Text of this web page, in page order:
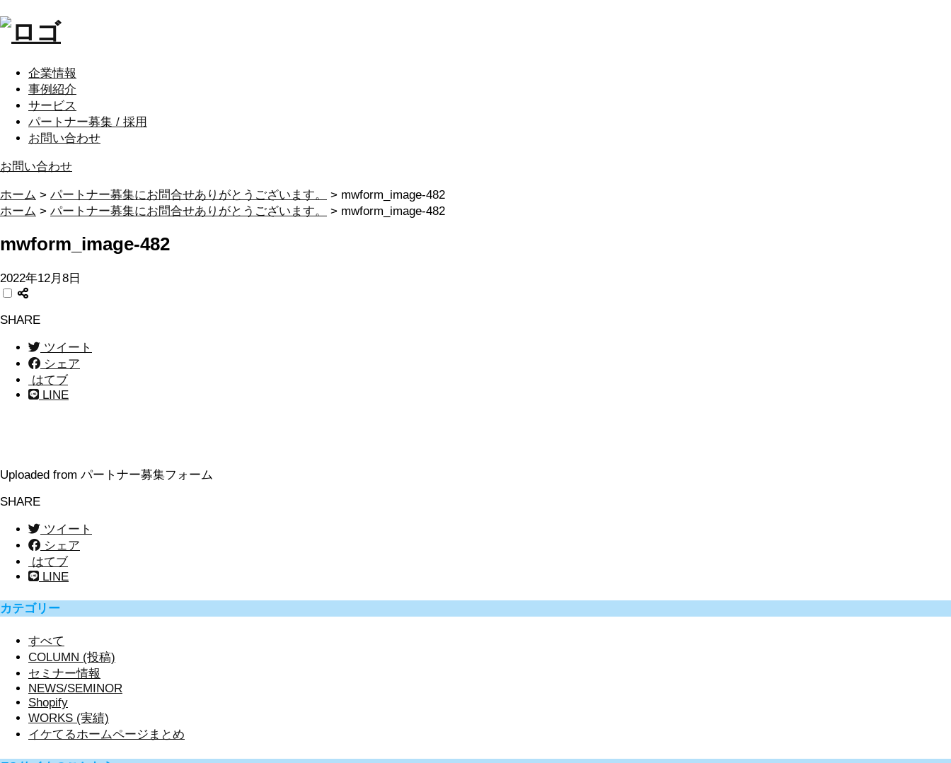
企業情報
事例紹介
サービス
パートナー募集 / 採用
お問い合わせ
お問い合わせ
ホーム > パートナー募集にお問合せありがとうございます。 > mwform_image-482
ホーム > パートナー募集にお問合せありがとうございます。 > mwform_image-482
mwform_image-482
2022年12月8日
SHARE
ツイート
シェア
はてブ
LINE
Uploaded from パートナー募集フォーム
SHARE
ツイート
シェア
はてブ
LINE
カテゴリー
すべて
COLUMN (投稿)
セミナー情報
NEWS/SEMINOR
Shopify
WORKS (実績)
イケてるホームページまとめ